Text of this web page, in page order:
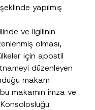
yapılmış
ve ilgilinin
olması,
için apostil
düzenleyen
makam
makamın imza ve
r
y